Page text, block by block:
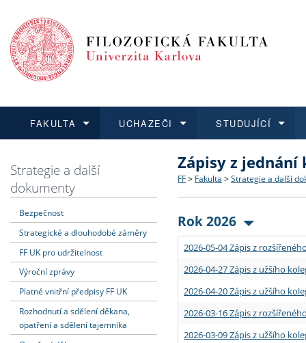
FAKULTA
Dozvědět se více
Struktura a historie
Strategie a další
Podpora a benefity pro
Absolventi fakulty
UCHAZEČI
Podat přihlášku
Co studovat a jak se
Učitelské studijní
Informace k průběhu
STUDUJÍCÍ
Dozvědět se více
Bakalářské a magisterské
Doktorské studium
Rigorózní řízení
Dozvědět se více
O vědě a výzkumu na FF
Akademické kvalifikace
Granty a projekty
Dozvědět se více
Aktuální nabídky a
Vyjíždějící studenti
Přijíždějící studenti
Vyjíždějící zaměstnanci
Strategie a další
dokumenty
Bezpečnost
Strategické a dlouhodobé záměry
FF UK pro udržitelnost
Výroční zprávy
Platné vnitřní předpisy FF UK
Rozhodnutí a sdělení děkana,
opatření a sdělení tajemníka
Zápisy z jednání
FF > Fakulta > Strategie a další
Rok 2026
2026-05-04 Zápis z
2026-04-27 Zápis z užšího
2026-04-20 Zápis z užšího
2026-03-16 Zápis z
2026-03-09 Zápis z užšího